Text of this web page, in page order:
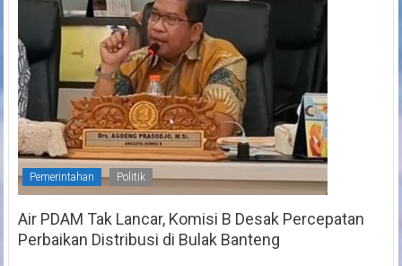
Pemerintahan Politik
Air PDAM Tak Lancar, Komisi B Desak Percepatan
Perbaikan Distribusi di Bulak Banteng